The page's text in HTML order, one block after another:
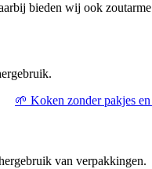
bieden wij ook zoutarme
🌱 Koken zonder pakjes
van verpakkingen.